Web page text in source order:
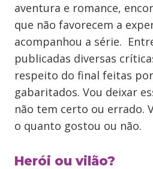
aventura e romance,
que não favorecem a
acompanhou a série.
publicadas diversas
respeito do final feitas
gabaritados. Vou deixar
não tem certo ou errado.
o quanto gostou ou não.
Herói ou vilão?